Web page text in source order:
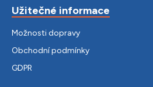
Užitečné informace
Možnosti dopravy
Obchodní podmínky
GDPR